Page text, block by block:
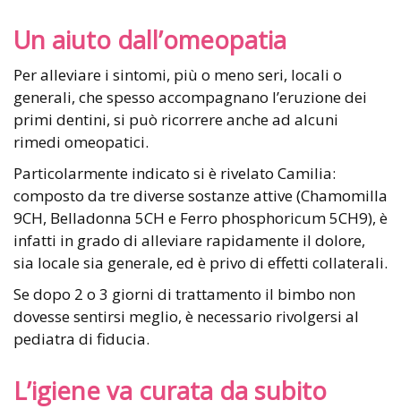
Un aiuto dall’omeopatia
Per alleviare i sintomi, più o meno seri, locali o
generali, che spesso accompagnano l’eruzione dei
primi dentini, si può ricorrere anche ad alcuni
rimedi omeopatici.
Particolarmente indicato si è rivelato Camilia:
composto da tre diverse sostanze attive (Chamomilla
9CH, Belladonna 5CH e Ferro phosphoricum 5CH9), è
infatti in grado di alleviare rapidamente il dolore,
sia locale sia generale, ed è privo di effetti collaterali.
Se dopo 2 o 3 giorni di trattamento il bimbo non
dovesse sentirsi meglio, è necessario rivolgersi al
pediatra di fiducia.
L’igiene va curata da subito